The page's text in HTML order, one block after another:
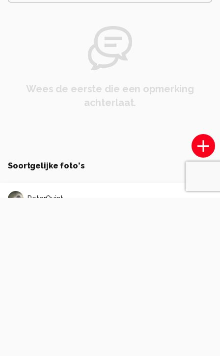
Wees de eerste die een opmerking
achterlaat.
Soortgelijke foto's
PeterQuint